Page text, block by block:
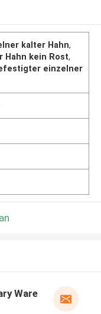
kalter Hahn,
Hahn kein Rost,
einzelner
Ware